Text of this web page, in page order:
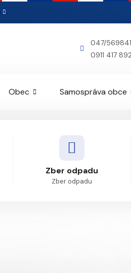
047/
0911 417
Obec Samospráva obce
Zber odpadu
Zber odpadu